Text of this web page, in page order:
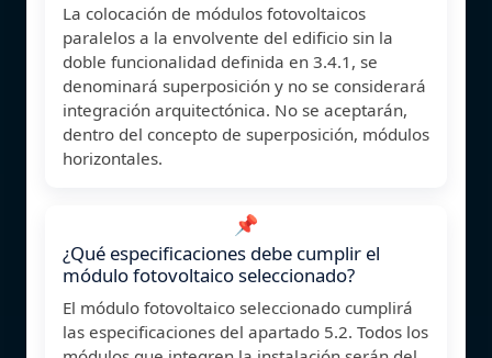
La colocación de módulos fotovoltaicos
paralelos a la envolvente del edificio sin la
doble funcionalidad definida en 3.4.1, se
denominará superposición y no se considerará
integración arquitectónica. No se aceptarán,
dentro del concepto de superposición, módulos
horizontales.
📌
¿Qué especificaciones debe cumplir el
módulo fotovoltaico seleccionado?
El módulo fotovoltaico seleccionado cumplirá
las especificaciones del apartado 5.2. Todos los